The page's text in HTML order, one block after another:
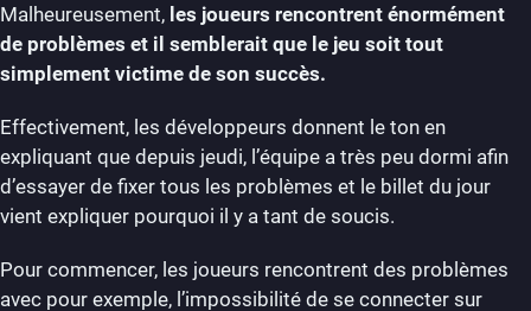
Malheureusement, les joueurs rencontrent énormément
de problèmes et il semblerait que le jeu soit tout
simplement victime de son succès.
Effectivement, les développeurs donnent le ton en
expliquant que depuis jeudi, l’équipe a très peu dormi afin
d’essayer de fixer tous les problèmes et le billet du jour
vient expliquer pourquoi il y a tant de soucis.
Pour commencer, les joueurs rencontrent des problèmes
avec pour exemple, l’impossibilité de se connecter sur